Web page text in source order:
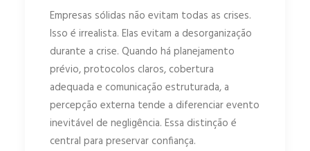
Empresas sólidas não evitam todas as crises.
Isso é irrealista. Elas evitam a desorganização
durante a crise. Quando há planejamento
prévio, protocolos claros, cobertura
adequada e comunicação estruturada, a
percepção externa tende a diferenciar evento
inevitável de negligência. Essa distinção é
central para preservar confiança.